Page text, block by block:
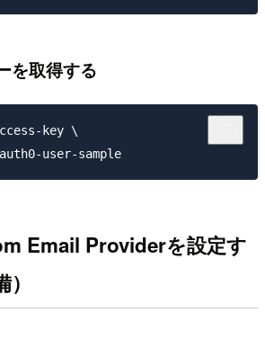
を取得する
key \
Email Providerを設定す